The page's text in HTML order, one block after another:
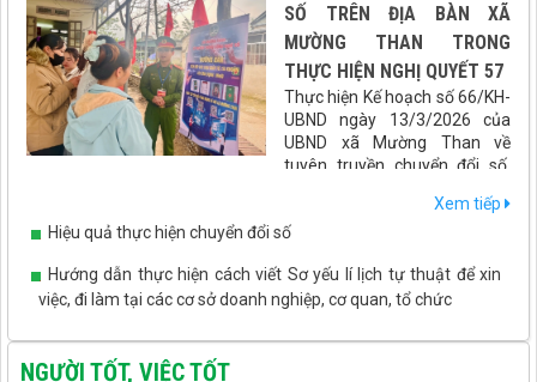
SỐ TRÊN ĐỊA BÀN XÃ
MƯỜNG THAN TRONG
THỰC HIỆN NGHỊ QUYẾT 57
Thực hiện Kế hoạch số 66/KH-
UBND ngày 13/3/2026 của
UBND xã Mường Than về
tuyên truyền chuyển đổi số,
ứng dụng VNeID gắn với cuộc bầu cử Đại biểu Quốc hội khóa XVI
và Đại biểu HĐND các cấp nhiệm kỳ 2026 - 2031, xã Mường Than
chuyển đổi số đến gần hơn với người dân.
Xem tiếp
Hiệu quả thực hiện chuyển đổi số
Hướng dẫn thực hiện cách viết Sơ yếu lí lịch tự thuật để xin
việc, đi làm tại các cơ sở doanh nghiệp, cơ quan, tổ chức
NGƯỜI TỐT, VIỆC TỐT